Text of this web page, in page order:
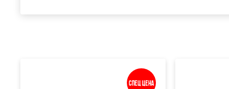
Спец цена